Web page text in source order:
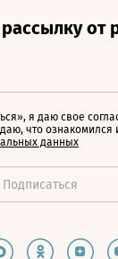
я даю свое
что
данных